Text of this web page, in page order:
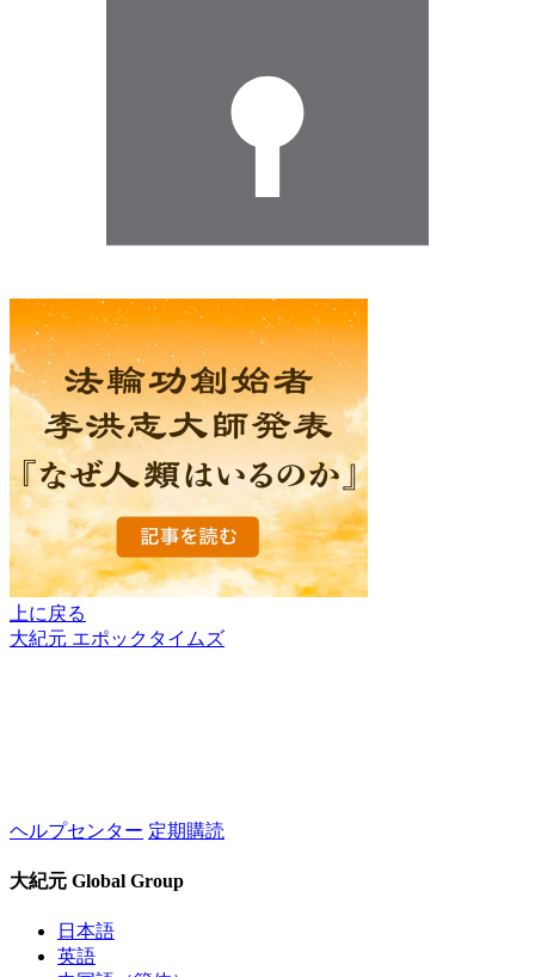
上に戻る
大紀元 エポックタイムズ
ヘルプセンター 定期購読
大紀元 Global Group
日本語
英語